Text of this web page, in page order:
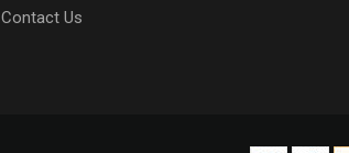
Contact Us